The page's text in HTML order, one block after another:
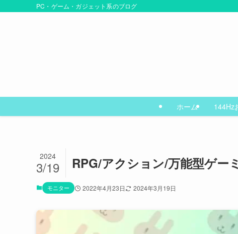
PC・ゲーム・ガジェット系のブログ
ホーム 144Hz
RPG/アクション/万能型ゲー
2024
3/19
モニター 2022年4月23日 2024年3月19日